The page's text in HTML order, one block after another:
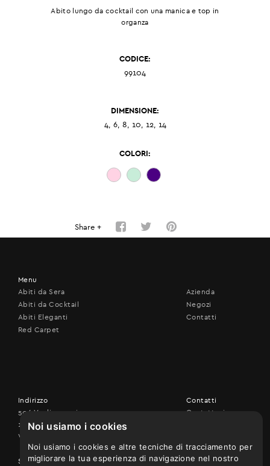
Noi usiamo i cookies
Noi usiamo i cookies e altre tecniche di tracciamento per
migliorare la tua esperienza di navigazione nel nostro
Abito lungo da cocktail con una manica e top in
organza
CODICE:
99104
DIMENSIONE:
4, 6, 8, 10, 12, 14
COLORI:
Share +
Menu
Abiti da Sera
Abiti da Cocktail
Abiti Eleganti
Red Carpet
Azienda
Negozi
Contatti
Indirizzo
506 Vouliagmenis ave.,
17456 Alimos
Vedi sulla mappa
Seguici su
Contatti
Contattaci